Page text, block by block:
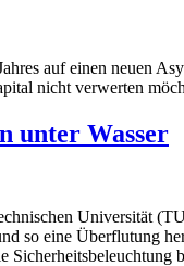
auf einen neuen
nicht verwerten
unter Wasser
Universität
so eine Überflutung